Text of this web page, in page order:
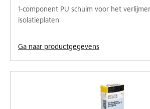
1-component PU schuim voor het
isolatieplaten
Ga naar productgegevens